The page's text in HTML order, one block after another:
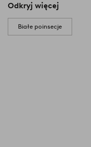
Odkryj więcej
Białe poinsecje